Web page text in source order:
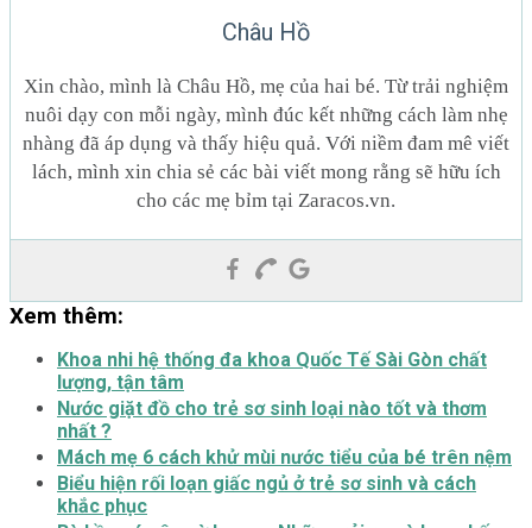
Châu Hồ
Xin chào, mình là Châu Hồ, mẹ của hai bé. Từ trải nghiệm
nuôi dạy con mỗi ngày, mình đúc kết những cách làm nhẹ
nhàng đã áp dụng và thấy hiệu quả. Với niềm đam mê viết
lách, mình xin chia sẻ các bài viết mong rằng sẽ hữu ích
cho các mẹ bỉm tại Zaracos.vn.
Xem thêm:
Khoa nhi hệ thống đa khoa Quốc Tế Sài Gòn chất
lượng, tận tâm
Nước giặt đồ cho trẻ sơ sinh loại nào tốt và thơm
nhất ?
Mách mẹ 6 cách khử mùi nước tiểu của bé trên nệm
Biểu hiện rối loạn giấc ngủ ở trẻ sơ sinh và cách
khắc phục